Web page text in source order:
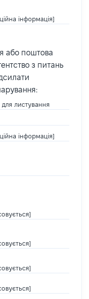
інформація]
або поштова
з питань
листування
інформація]